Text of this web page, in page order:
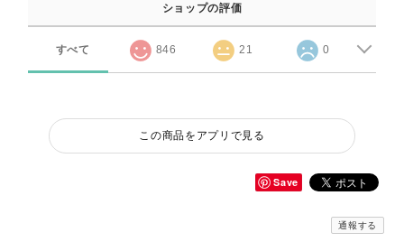
ショップの評価
すべて 846 21 0
この商品をアプリで見る
Save
通報する